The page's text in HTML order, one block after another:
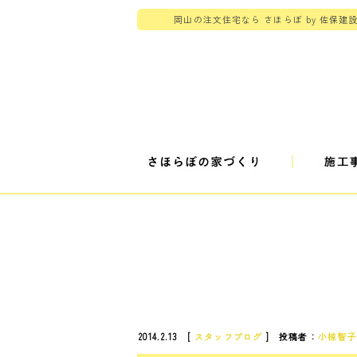
岡山の注文住宅なら さほらぼ by 佐保建
2014.2.13 [ スタッフブログ] 投稿者： 小椋智子